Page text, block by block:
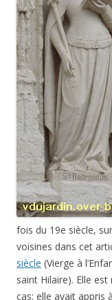
fois du 19e siècle,
voisines dans cet
siècle (Vierge à
saint Hilaire). Elle
cas: elle avait appris